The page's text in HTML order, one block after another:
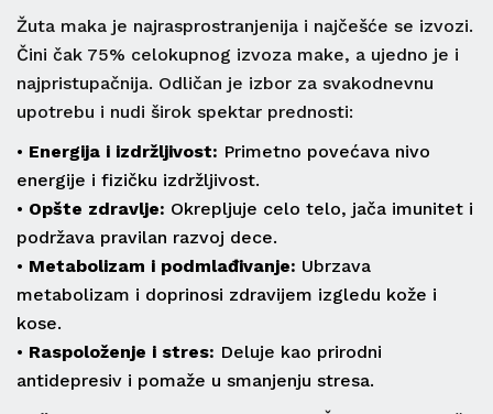
Žuta maka je najrasprostranjenija i najčešće se izvozi.
Čini čak 75% celokupnog izvoza make, a ujedno je i
najpristupačnija. Odličan je izbor za svakodnevnu
upotrebu i nudi širok spektar prednosti:
• Energija i izdržljivost: Primetno povećava nivo
energije i fizičku izdržljivost.
• Opšte zdravlje: Okrepljuje celo telo, jača imunitet i
podržava pravilan razvoj dece.
• Metabolizam i podmlađivanje: Ubrzava
metabolizam i doprinosi zdravijem izgledu kože i
kose.
• Raspoloženje i stres: Deluje kao prirodni
antidepresiv i pomaže u smanjenju stresa.